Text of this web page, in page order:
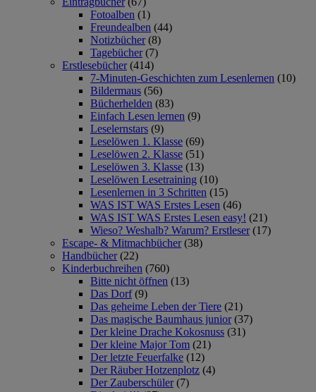
Fotoalben (1)
Freundealben (44)
Notizbücher (8)
Tagebücher (7)
Erstlesebücher (414)
7-Minuten-Geschichten zum Lesenlernen (10)
Bildermaus (56)
Bücherhelden (83)
Einfach Lesen lernen (9)
Leselernstars (9)
Leselöwen 1. Klasse (69)
Leselöwen 2. Klasse (51)
Leselöwen 3. Klasse (13)
Leselöwen Lesetraining (10)
Lesenlernen in 3 Schritten (15)
WAS IST WAS Erstes Lesen (46)
WAS IST WAS Erstes Lesen easy! (21)
Wieso? Weshalb? Warum? Erstleser (17)
Escape- & Mitmachbücher (38)
Handbücher (22)
Kinderbuchreihen (760)
Bitte nicht öffnen (13)
Das Dorf (9)
Das geheime Leben der Tiere (21)
Das magische Baumhaus junior (37)
Der kleine Drache Kokosnuss (31)
Der kleine Major Tom (21)
Der letzte Feuerfalke (12)
Der Räuber Hotzenplotz (4)
Der Zauberschüler (7)